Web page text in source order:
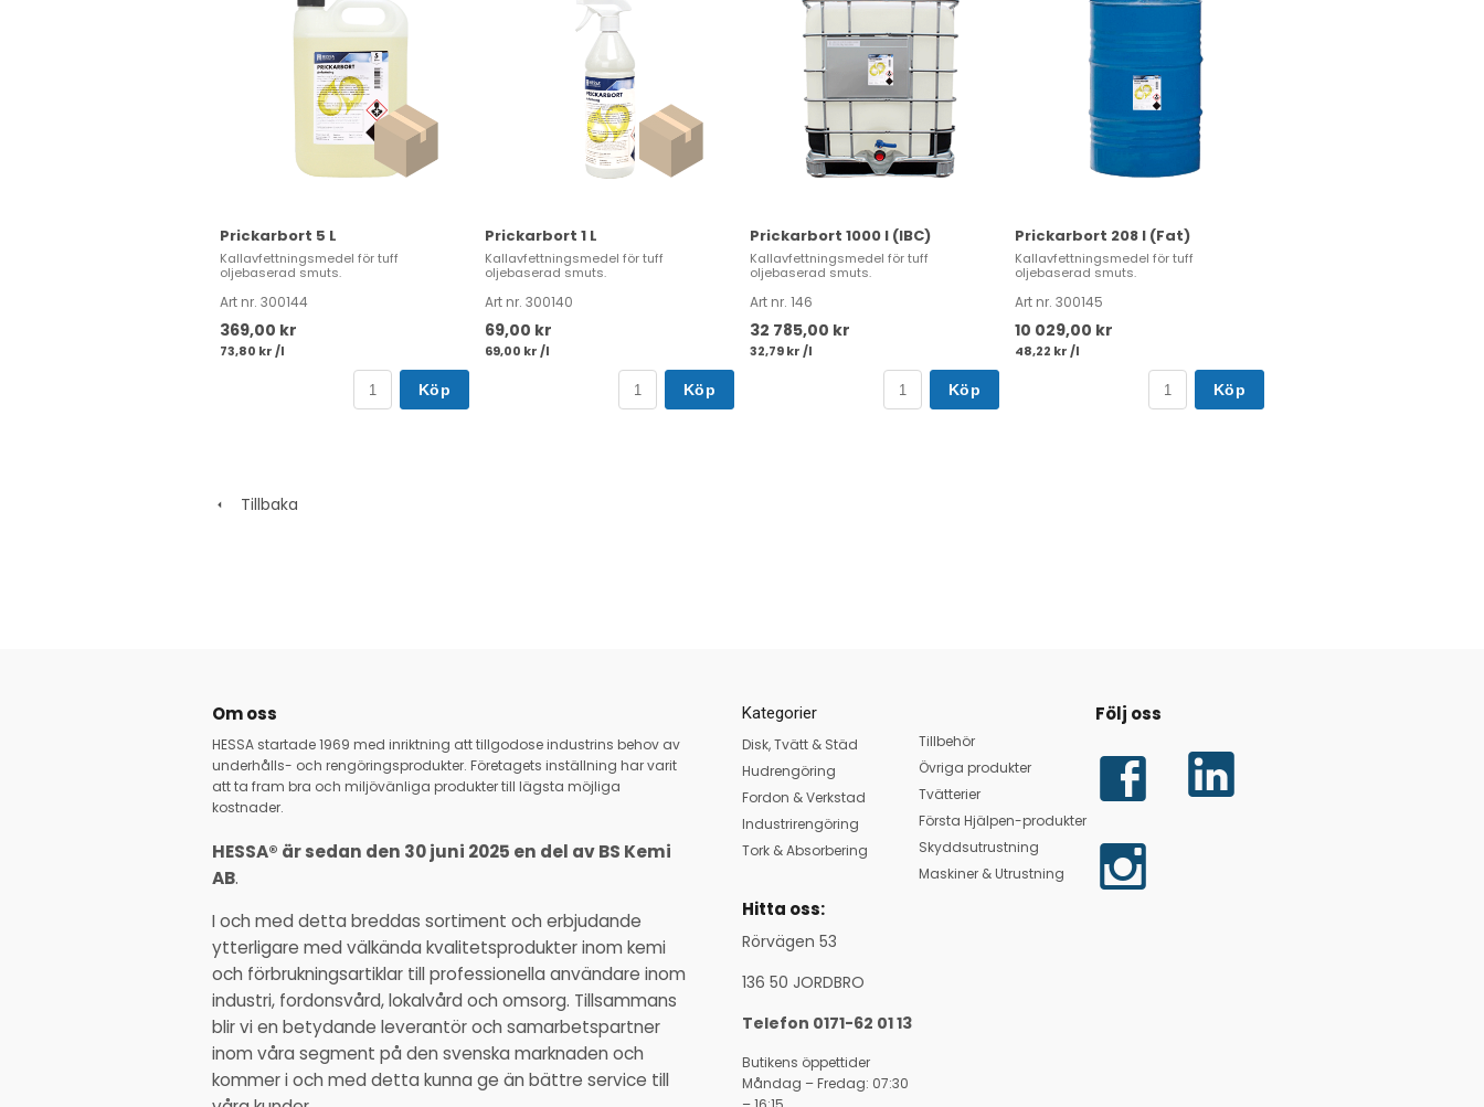
Prickarbort 5 L
Kallavfettningsmedel för tuff
oljebaserad smuts.
Art nr. 300144
369,00 kr
73,80 kr /l
Köp
Prickarbort 1 L
Kallavfettningsmedel för tuff
oljebaserad smuts.
Art nr. 300140
69,00 kr
69,00 kr /l
Köp
Prickarbort 1000 l (IBC)
Kallavfettningsmedel för tuff
oljebaserad smuts.
Art nr. 146
32 785,00 kr
32,79 kr /l
Köp
Prickarbort 208 l (Fat)
Kallavfettningsmedel för tuff
oljebaserad smuts.
Art nr. 300145
10 029,00 kr
48,22 kr /l
Köp
Tillbaka
Om oss
HESSA startade 1969 med inriktning att tillgodose industrins behov av
underhålls- och rengöringsprodukter. Företagets inställning har varit
att ta fram bra och miljövänliga produkter till lägsta möjliga
kostnader.
HESSA® är sedan den 30 juni 2025 en del av BS Kemi
AB.
I och med detta breddas sortiment och erbjudande
ytterligare med välkända kvalitetsprodukter inom kemi
och förbrukningsartiklar till professionella användare inom
industri, fordonsvård, lokalvård och omsorg. Tillsammans
blir vi en betydande leverantör och samarbetspartner
inom våra segment på den svenska marknaden och
kommer i och med detta kunna ge än bättre service till
Kategorier
Disk, Tvätt & Städ
Hudrengöring
Fordon & Verkstad
Industrirengöring
Tork & Absorbering
Hitta oss:
Rörvägen 53
136 50 JORDBRO
Telefon 0171-62 01 13
Butikens öppettider
Måndag – Fredag: 07:30
Tillbehör
Övriga produkter
Tvätterier
Första Hjälpen-produkter
Skyddsutrustning
Maskiner & Utrustning
Följ oss